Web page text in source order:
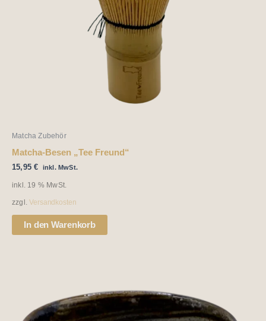
Matcha Zubehör
Matcha-Besen „Tee Freund“
15,95€ inkl. MwSt.
inkl. 19 % MwSt.
zzgl.Versandkosten
In den Warenkorb